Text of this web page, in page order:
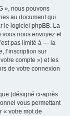
», nous pouvons
au document qui
le logiciel phpBB. La
nous envoyez et
pas limité à — la
l’inscription sur
compte ») et les
de votre connexion
(désigné ci-après
vous permettant
« votre mot de